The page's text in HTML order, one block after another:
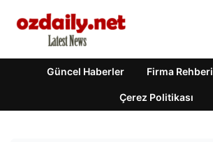
Güncel Haberler Firma Rehberi
Çerez Politikası